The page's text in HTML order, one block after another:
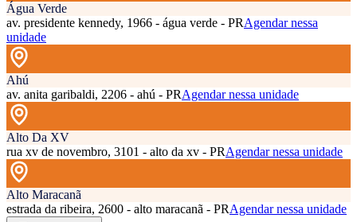
Água Verde
av. presidente kennedy, 1966 - água verde - PRAgendar nessa
unidade
Ahú
av. anita garibaldi, 2206 - ahú - PRAgendar nessa unidade
Alto Da XV
rua xv de novembro, 3101 - alto da xv - PRAgendar nessa unidade
Alto Maracanã
estrada da ribeira, 2600 - alto maracanã - PRAgendar nessa unidade